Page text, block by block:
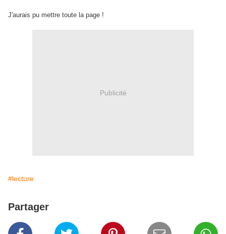
J'aurais pu mettre toute la page !
Publicité
#lecture
Partager